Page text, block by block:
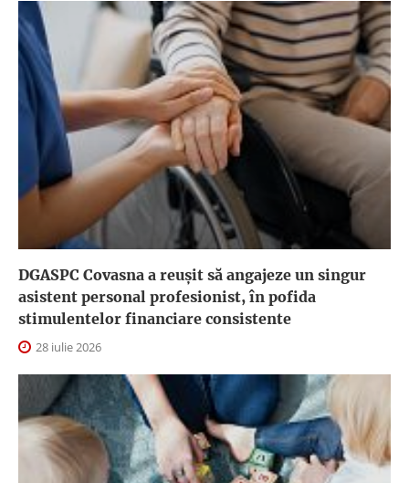
DGASPC Covasna a reuşit să angajeze un singur
asistent personal profesionist, în pofida
stimulentelor financiare consistente
28 iulie 2026